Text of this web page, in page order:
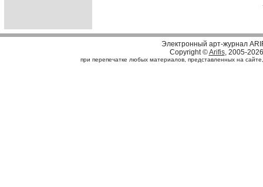
Электронный арт-журнал
Copyright ©Arifis, 2005-2026
при перепечатке любых материалов, представленных на